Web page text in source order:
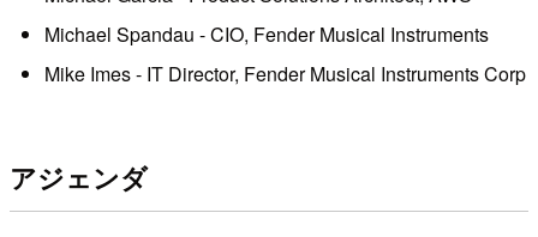
Michael Spandau - CIO, Fender Musical Instruments
Mike Imes - IT Director, Fender Musical Instruments Corp
アジェンダ